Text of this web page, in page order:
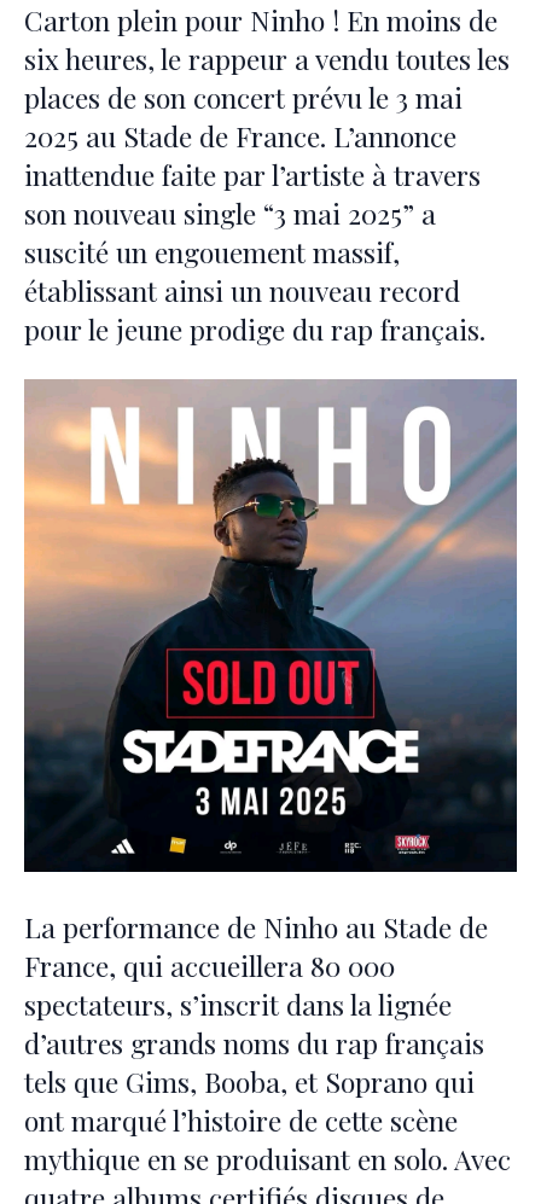
Carton plein pour Ninho ! En moins de
six heures, le rappeur a vendu toutes les
places de son concert prévu le 3 mai
2025 au Stade de France. L’annonce
inattendue faite par l’artiste à travers
son nouveau single “3 mai 2025” a
suscité un engouement massif,
établissant ainsi un nouveau record
pour le jeune prodige du rap français.
La performance de Ninho au Stade de
France, qui accueillera 80 000
spectateurs, s’inscrit dans la lignée
d’autres grands noms du rap français
tels que Gims, Booba, et Soprano qui
ont marqué l’histoire de cette scène
mythique en se produisant en solo. Avec